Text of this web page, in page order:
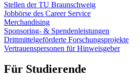
Stellen der TU Braunschweig
Jobbörse des Career Service
Merchandising
Sponsoring- & Spendenleistungen
Drittmittelgeförderte Forschungsprojekte
Vertrauenspersonen für Hinweisgeber
Für Studierende